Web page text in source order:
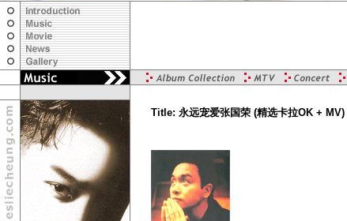
Title: 永远宠爱张国荣 (精选卡拉OK + MV)